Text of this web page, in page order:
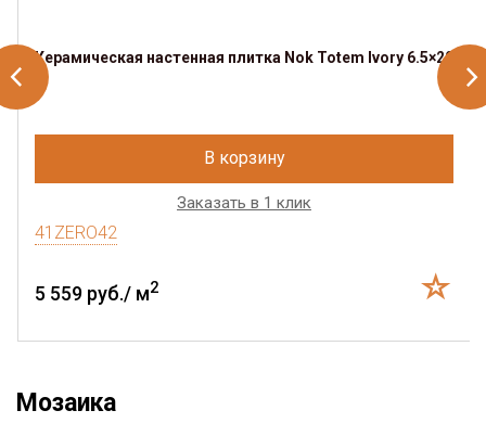
Керамическая настенная плитка Nok Totem Ivory 6.5×20
В корзину
Заказать в 1 клик
41ZERO42
5 559 руб./ м2
Мозаика